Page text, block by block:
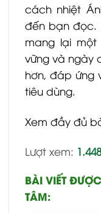
cách nhiệt
đến bạn đọc.
mang lại
vững và ngày
hơn, đáp ứng
tiêu dùng.
Xem đầy đủ
Lượt xem: 1.448
BÀI VIẾT
TÂM: